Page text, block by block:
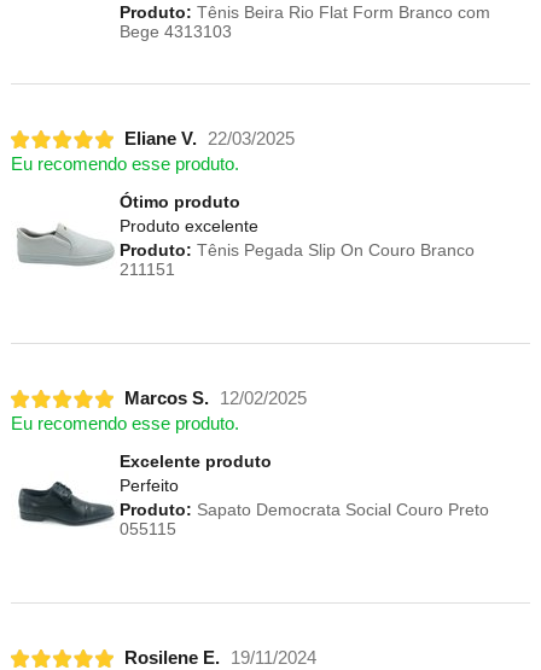
Produto: Tênis Beira Rio Flat Form Branco com
Bege 4313103
Eliane V.
22/03/2025
Eu recomendo esse produto.
Ótimo produto
Produto excelente
Produto: Tênis Pegada Slip On Couro Branco
211151
Marcos S.
12/02/2025
Eu recomendo esse produto.
Excelente produto
Perfeito
Produto: Sapato Democrata Social Couro Preto
055115
Rosilene E.
19/11/2024